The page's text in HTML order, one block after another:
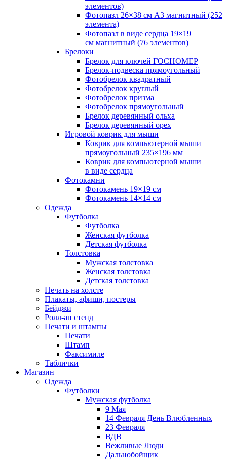
элементов)
Фотопазл 26×38 см А3 магнитный (252
элемента)
Фотопазл в виде сердца 19×19
см магнитный (76 элементов)
Брелоки
Брелок для ключей ГОСНОМЕР
Брелок-подвеска прямоугольный
Фотобрелок квадратный
Фотобрелок круглый
Фотобрелок призма
Фотобрелок прямоугольный
Брелок деревянный ольха
Брелок деревянный орех
Игровой коврик для мыши
Коврик для компьютерной мыши
прямоугольный 235×196 мм
Коврик для компьютерной мыши
в виде сердца
Фотокамни
Фотокамень 19×19 см
Фотокамень 14×14 см
Одежда
Футболка
Футболка
Женская футболка
Детская футболка
Толстовка
Мужская толстовка
Женская толстовка
Детская толстовка
Печать на холсте
Плакаты, афиши, постеры
Бейджи
Ролл-ап стенд
Печати и штампы
Печати
Штамп
Факсимиле
Таблички
Магазин
Одежда
Футболки
Мужская футболка
9 Мая
14 Февраля День Влюбленных
23 Февраля
ВДВ
Вежливые Люди
Дальнобойщик